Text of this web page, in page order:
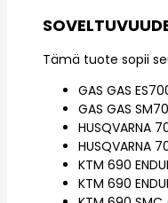
Tämä tuote sopii
GAS GAS
GAS GAS
HUSQVARNA
HUSQVARNA
KTM 690
KTM 690